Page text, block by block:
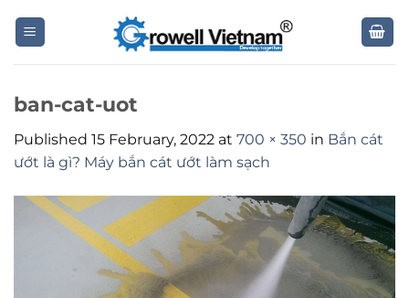
ban-cat-uot
Published 15 February, 2022 at 700 × 350 in Bắn cát
ướt là gì? Máy bắn cát ướt làm sạch